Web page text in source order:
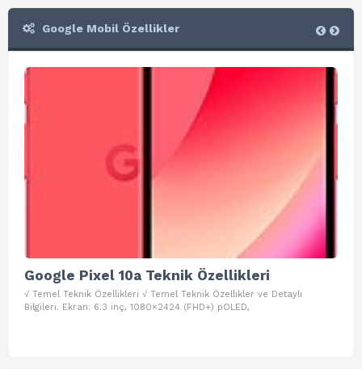
Google Mobil Özellikler
Google Pixel 10a Teknik Özellikleri
√ Temel Teknik Özellikleri √ Temel Teknik Özellikler ve Detaylı
Bilgileri. Ekran: 6.3 inç, 1080×2424 (FHD+) pOLED,